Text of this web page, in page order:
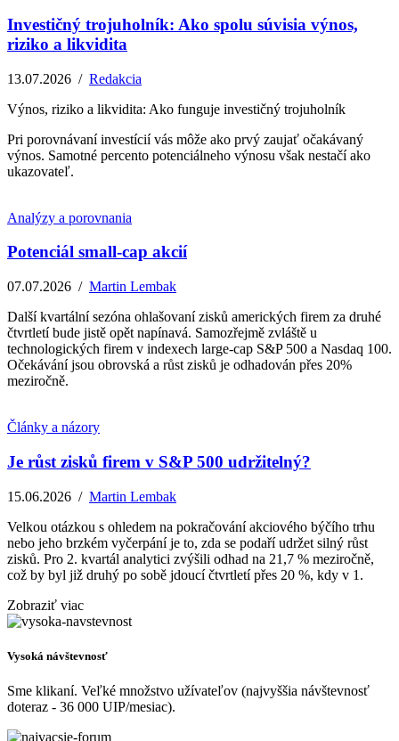
Investičný trojuholník: Ako spolu súvisia výnos,
riziko a likvidita
13.07.2026 / Redakcia
Výnos, riziko a likvidita: Ako funguje investičný trojuholník
Pri porovnávaní investícií vás môže ako prvý zaujať očakávaný
výnos. Samotné percento potenciálneho výnosu však nestačí ako
ukazovateľ.
Analýzy a porovnania
Potenciál small-cap akcií
07.07.2026 / Martin Lembak
Další kvartální sezóna ohlašovaní zisků amerických firem za druhé
čtvrtletí bude jistě opět napínavá. Samozřejmě zvláště u
technologických firem v indexech large-cap S&P 500 a Nasdaq 100.
Očekávání jsou obrovská a růst zisků je odhadován přes 20%
meziročně.
Články a názory
Je růst zisků firem v S&P 500 udržitelný?
15.06.2026 / Martin Lembak
Velkou otázkou s ohledem na pokračování akciového býčího trhu
nebo jeho brzkém vyčerpání je to, zda se podaří udržet silný růst
zisků. Pro 2. kvartál analytici zvýšili odhad na 21,7 % meziročně,
což by byl již druhý po sobě jdoucí čtvrtletí přes 20 %, kdy v 1.
Zobraziť viac
Vysoká návštevnosť
Sme klikaní. Veľké množstvo užívateľov (najvyššia návštevnosť
doteraz - 36 000 UIP/mesiac).